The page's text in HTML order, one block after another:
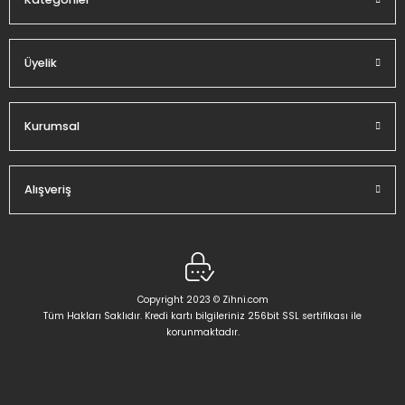
Üyelik
Kurumsal
Alışveriş
Copyright 2023 © Zihni.com
Tüm Hakları Saklıdır. Kredi kartı bilgileriniz 256bit SSL sertifikası ile
korunmaktadır.